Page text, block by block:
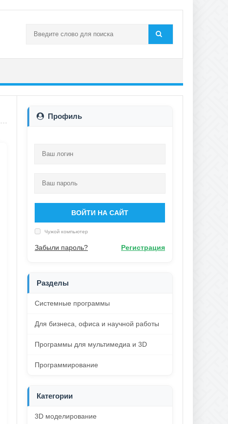
Профиль
ВОЙТИ НА САЙТ
Чужой компьютер
Забыли пароль? Регистрация
Разделы
Системные программы
Для бизнеса, офиса и научной работы
Программы для мультимедиа и 3D
Программирование
Категории
3D моделирование